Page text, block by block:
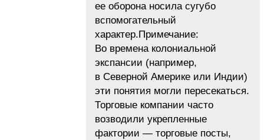
ее оборона носила сугубо
вспомогательный
характер.Примечание:
Во времена колониальной
экспансии (например,
в Северной Америке или Индии)
эти понятия могли пересекаться.
Торговые компании часто
возводили укрепленные
фактории — торговые посты,